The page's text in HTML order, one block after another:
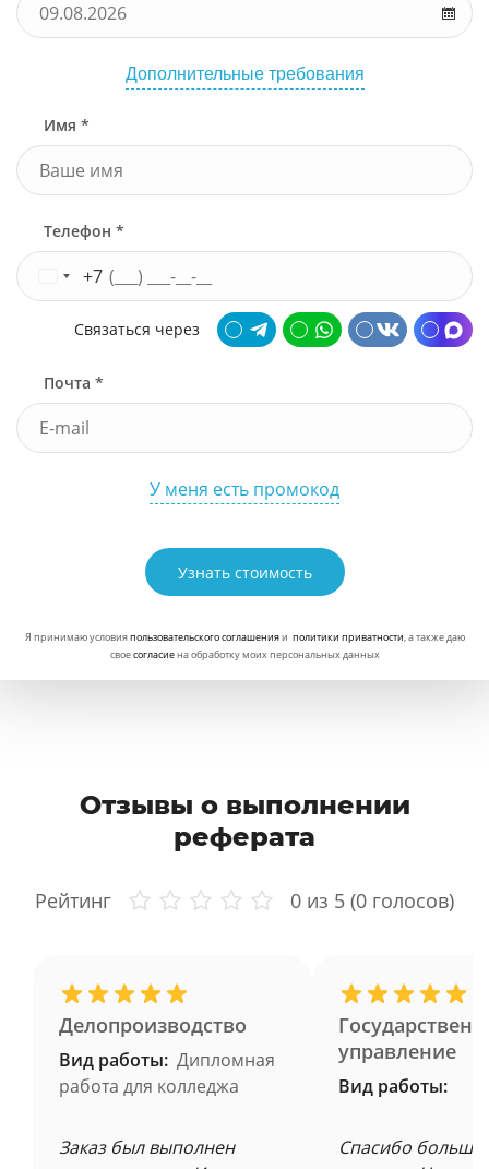
Дополнительные требования
Имя *
Телефон *
+7
Связаться через
Почта *
У меня есть промокод
Узнать стоимость
Я принимаю условияпользовательского соглашенияи политики приватности, а также даю
своесогласиена обработку моих персональных данных
Отзывы о выполнении
реферата
Рейтинг 0 из 5 (0 голосов)
Делопроизводство
Вид работы: Дипломная
работа для колледжа
Заказ был выполнен
управление
Вид работы:
Спасибо